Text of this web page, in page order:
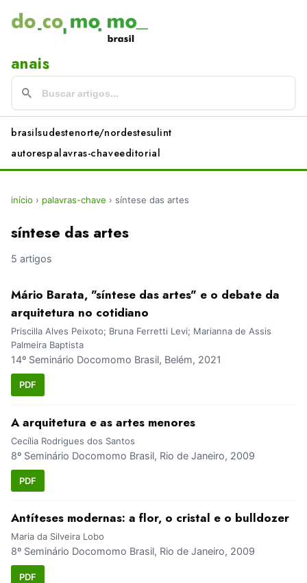
anais
brasilsudestenorte/nordestesulint
autorespalavras-chaveeditorial
início › palavras-chave › síntese das artes
síntese das artes
5 artigos
Mário Barata, "síntese das artes" e o debate da
arquitetura no cotidiano
Priscilla Alves Peixoto; Bruna Ferretti Levi; Marianna de Assis
Palmeira Baptista
14º Seminário Docomomo Brasil, Belém, 2021
PDF
A arquitetura e as artes menores
Cecília Rodrigues dos Santos
8º Seminário Docomomo Brasil, Rio de Janeiro, 2009
PDF
Antíteses modernas: a flor, o cristal e o bulldozer
Maria da Silveira Lobo
8º Seminário Docomomo Brasil, Rio de Janeiro, 2009
PDF